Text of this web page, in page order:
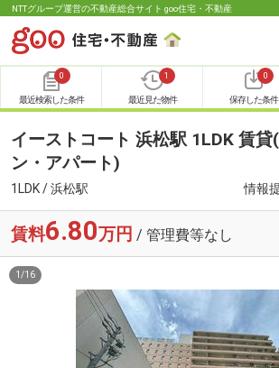
NTTグループ運営の不動産総合サイト goo住宅・不動産
0
最近検索した条件
1
最近見た物件
0
保存した条件
イーストコート 浜松駅 1LDK 賃貸
ン・アパート)
1LDK / 浜松駅 情報
賃料6.80万円 / 管理費等なし
1 /16